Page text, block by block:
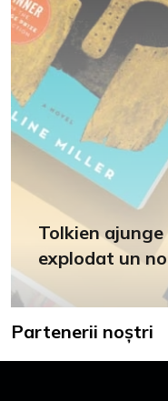
Tolkien
explodat un
Partenerii noștri